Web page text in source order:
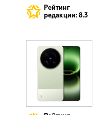
Рейтинг
редакции: 8.3